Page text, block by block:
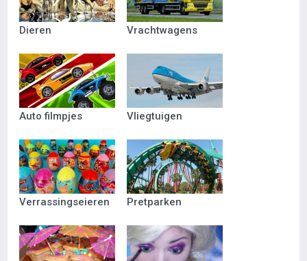
Dieren Vrachtwagens
Auto filmpjes Vliegtuigen
Verrassingseieren Pretparken